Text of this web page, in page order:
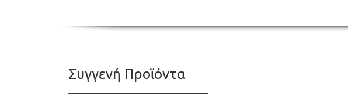
Συγγενή Προϊόντα